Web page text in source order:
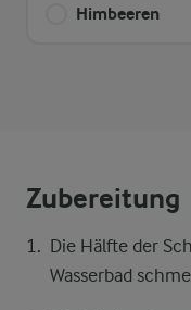
Himbeeren
Zubereitung
Die Hälfte der
Wasserbad